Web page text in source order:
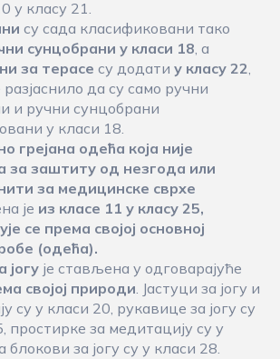
у класу 21.
су сада класификовани тако
сунцобрани у класи 18, а
за терасе су додати у класу 22,
разјаснило да су само ручни
и ручни сунцобрани
у класи 18.
грејана одећа која није
за заштиту од незгода или
за медицинске сврхе
је из класе 11 у класу 25,
се према својој основној
(одећа).
јогу је стављена у одговарајуће
својој природи. Јастуци за јогу и
су у класи 20, рукавице за јогу су
простирке за медитацију су у
блокови за јогу су у класи 28.